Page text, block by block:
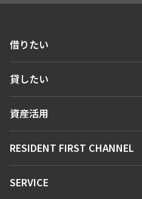
借りたい
人気エリアから探す
新着情報から探す
貸したい
お問い合わせ
資産活用
お問い合わせ
RESIDENT FIRST CHANNEL
マンションレポート
SERVICE